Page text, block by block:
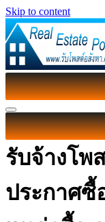
Skip to content
รับจ้างโพ
ประกาศซื้